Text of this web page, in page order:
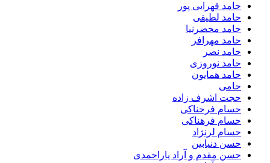
حامد قهرایی پور
حامد لطیفی
حامد محضرنیا
حامد مهرافر
حامد نصر
حامد نوروزی
حامد همایون
حامی
حجت اشرف زاده
حسام فرحناکی
حسام فرهناکی
حسام لرنژاد
حسن دنیابین
حسن مقدم و آراد یاراحمدی